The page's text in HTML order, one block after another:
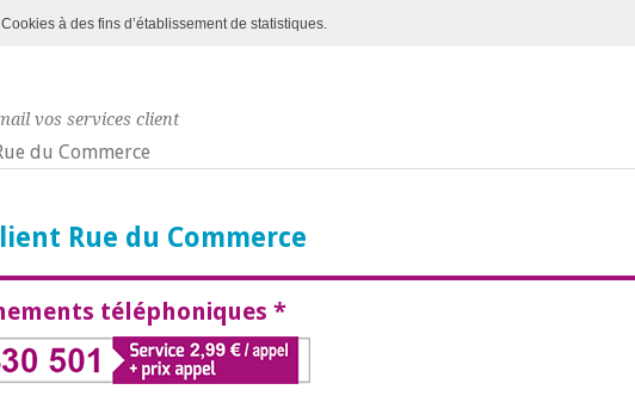
à des fins d’établissement de statistiques.
vos services client
du Commerce
Rue du Commerce
téléphoniques *